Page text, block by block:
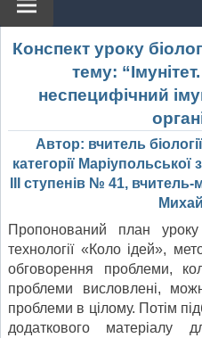
Конспект уроку
тему:
неспецифічний
Автор: вчитель
категорії Маріупольської
ІІІ ступенів № 41,
Пропонований план
технології «Коло ідей»,
обговорення проблеми,
проблеми висловлені,
проблеми в цілому. Потім
додаткового матеріалу